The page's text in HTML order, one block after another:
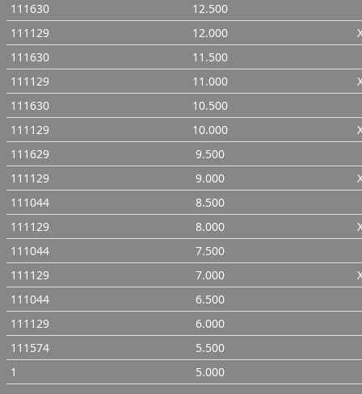
111630
12.500
111129
12.000
111630
11.500
111129
11.000
111630
10.500
111129
10.000
111629
9.500
111129
9.000
111044
8.500
111129
8.000
111044
7.500
111129
7.000
111044
6.500
111129
6.000
111574
5.500
1
5.000